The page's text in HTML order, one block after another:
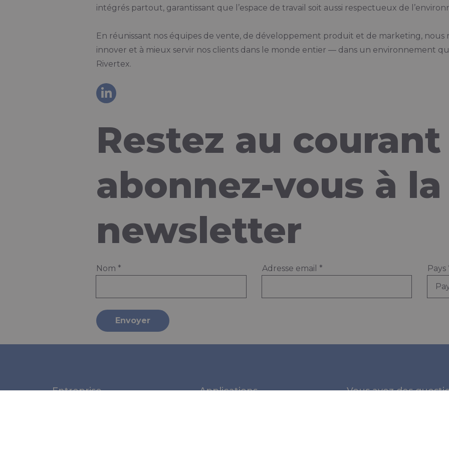
intégrés partout, garantissant que l’espace de travail soit aussi respectueux de
En réunissant nos équipes de vente, de développement produit et de marketing, nous
innover et à mieux servir nos clients dans le monde entier — dans un environnement
Rivertex.
Restez au
abonnez-vous à la
newsletter
Nom * Adresse email * Pays
Envoyer
Entreprise Applications Vous avez des